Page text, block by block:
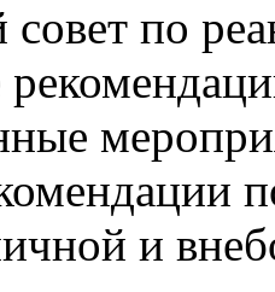
совет по
и